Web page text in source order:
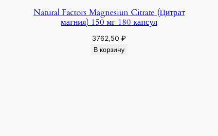
Natural Factors Magnesiun Citrate (Цитрат
магния) 150 мг 180 капсул
3762,50 ₽
В корзину